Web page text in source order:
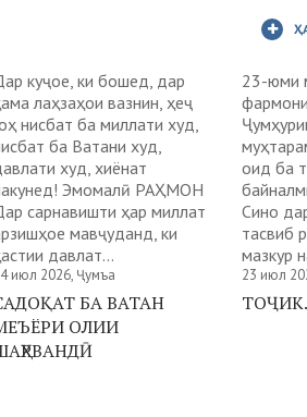
куҷое, ки бошед, дар
лаҳзаҳои вазнин, ҳеҷ
нисбат ба миллати худ,
ба Ватани худ,
худ, хиёнат
Эмомалӣ РАҲМОН
сарнавишти ҳар миллат
мавҷуданд, ки
давлат...
июл 2026, Ҷумъа
БА ВАТАН
ОЛИИ
23-юми
оид ба
Сино
тасвиб
мазкур
23 июл